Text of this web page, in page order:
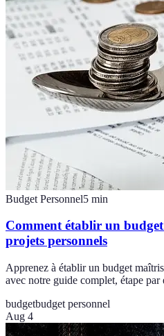
Budget Personnel5 min
Comment établir un
projets personnels
Apprenez à établir un budget
avec notre guide complet, étape par
budgetbudget personnel
Aug 4